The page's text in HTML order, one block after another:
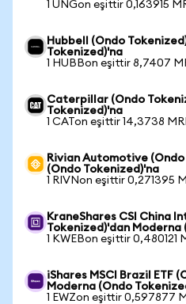
1 UNGon eşittir 0,163915
Hubbell (Ondo
Tokenized)'na
1 HUBBon eşittir 8,7407
Caterpillar (Ondo
Tokenized)'na
1 CATon eşittir 14,3738
Rivian Automotive
(Ondo Tokenized)'na
1 RIVNon eşittir 0,271395
KraneShares CSI China
Tokenized)'dan Moderna
1 KWEBon eşittir 0,480121
iShares MSCI Brazil ETF
Moderna (Ondo
1 EWZon eşittir 0,597877